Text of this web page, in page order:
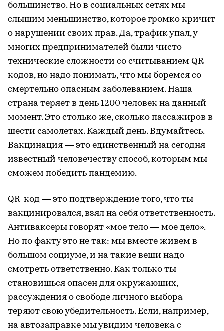
большинство. Но в социальных сетях мы
слышим меньшинство, которое громко кричит
о нарушении своих прав. Да, трафик упал, у
многих предпринимателей были чисто
технические сложности со считыванием QR-
кодов, но надо понимать, что мы боремся со
смертельно опасным заболеванием. Наша
страна теряет в день 1200 человек на данный
момент. Это столько же, сколько пассажиров в
шести самолетах. Каждый день. Вдумайтесь.
Вакцинация — это единственный на сегодня
известный человечеству способ, которым мы
сможем победить пандемию.
QR-код — это подтверждение того, что ты
вакцинировался, взял на себя ответственность.
Антиваксеры говорят «мое тело — мое дело».
Но по факту это не так: мы вместе живем в
большом социуме, и на такие вещи надо
смотреть ответственно. Как только ты
становишься опасен для окружающих,
рассуждения о свободе личного выбора
теряют свою убедительность. Если, например,
на автозаправке мы увидим человека с